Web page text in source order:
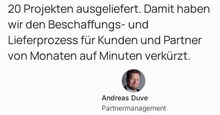
20 Projekten ausgeliefert. Damit haben
wir den Beschaffungs- und
Lieferprozess für Kunden und Partner
von Monaten auf Minuten verkürzt.
AD
Andreas Duve
Partnermanagement